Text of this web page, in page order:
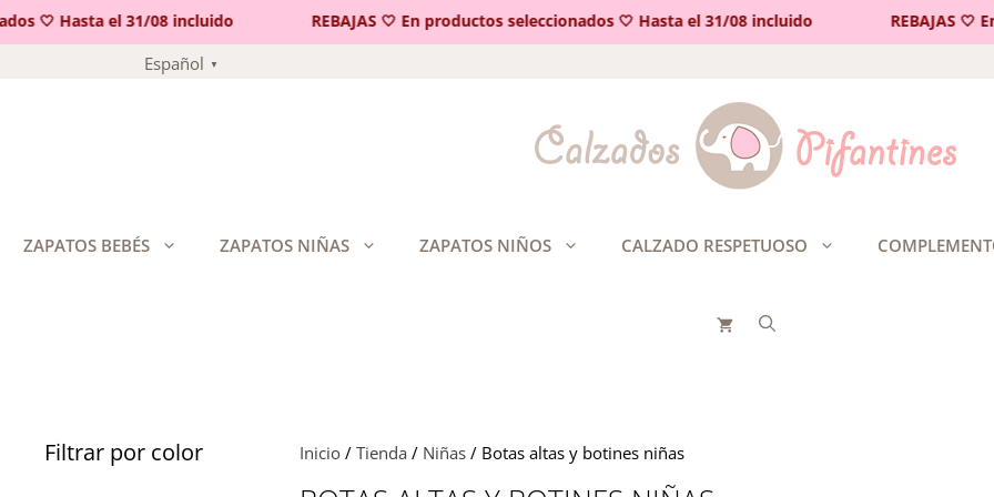
🤍 Hasta el 31/08 incluido REBAJAS 🤍 En productos seleccionados 🤍 Hasta el 31/08 incluido REBAJAS 🤍
Español ▼
ZAPATOS BEBÉS ZAPATOS NIÑAS ZAPATOS NIÑOS CALZADO RESPETUOSO
Inicio/ Tienda / Niñas/ Botas altas y botines niñas
Filtrar por color